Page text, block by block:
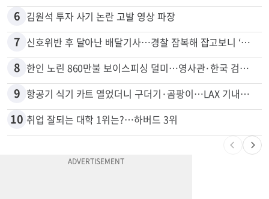
6 김원석 투자 사기 논란 고발 영상 파장
7 신호위반 후 달아난 배달기사…경찰 잠복해 잡고보니 ‘반전’
8 한인 노린 860만불 보이스피싱 덜미…영사관·한국 검찰 사칭
9 항공기 식기 카트 열었더니 구더기·곰팡이…LAX 기내식 업체 논란
10 취업 잘되는 대학 1위는?…하버드 3위